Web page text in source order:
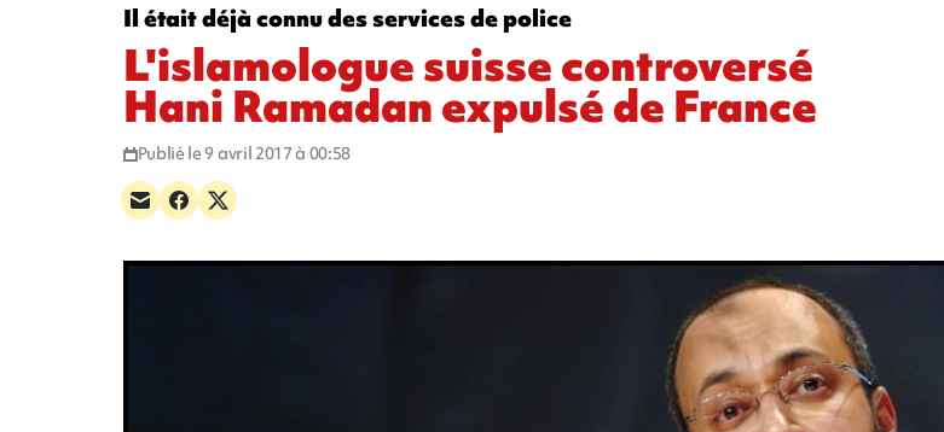
Il était déjà connu des services de police
L'islamologue suisse controversé
Hani Ramadan expulsé de France
Publié le 9 avril 2017 à 00:58